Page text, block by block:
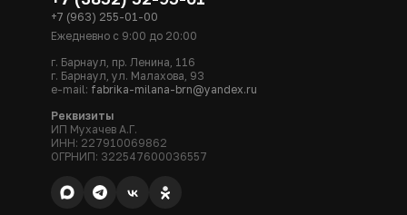
+7 (963) 255-01-00
Ежедневно с 9:00 до 20:00
г. Барнаул, пр. Ленина, 116
г. Барнаул, ул. Малахова, 93
e-mail: fabrika-milana-brn@yandex.ru
Реквизиты
ИП Мухачев А.Г.
ИНН: 227910069862
ОГРНИП: 322547600036557